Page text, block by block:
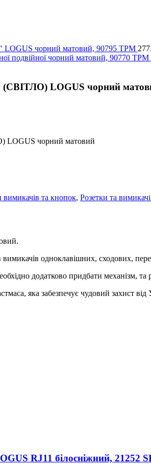
LOGUS чорний матовий, 90795 TPM
подвійної чорний матовий, 90770 TPM
(СВІТЛО) LOGUS чорний
LOGUS чорний матовий
вимикачів та кнопок, Розетки та
вимикачів одноклавішних, сходових,
додатково придбати механізм, та
яка забезпечує чудовий захист
RJ11 білосніжний, 21252